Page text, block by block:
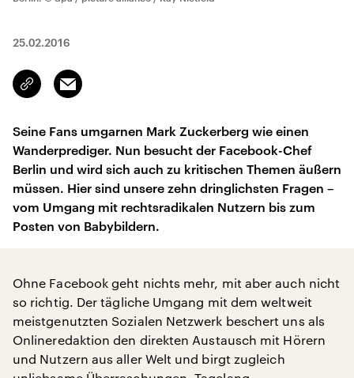
25.02.2016
Link
kopieren/teilen
Email
Seine Fans umgarnen Mark Zuckerberg wie einen
Wanderprediger. Nun besucht der Facebook-Chef
Berlin und wird sich auch zu kritischen Themen äußern
müssen. Hier sind unsere zehn dringlichsten Fragen –
vom Umgang mit rechtsradikalen Nutzern bis zum
Posten von Babybildern.
Ohne Facebook geht nichts mehr, mit aber auch nicht
so richtig. Der tägliche Umgang mit dem weltweit
meistgenutzten Sozialen Netzwerk beschert uns als
Onlineredaktion den direkten Austausch mit Hörern
und Nutzern aus aller Welt und birgt zugleich